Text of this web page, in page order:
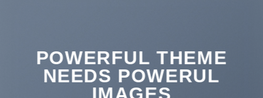
POWERFUL THEME
NEEDS POWERUL